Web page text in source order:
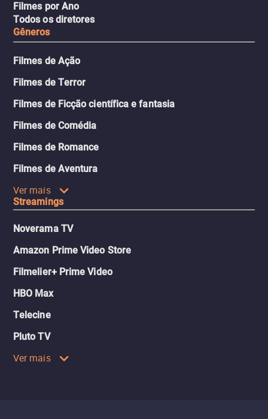
Filmes por Ano
Todos os diretores
Gêneros
Filmes de Ação
Filmes de Terror
Filmes de Ficção científica e fantasia
Filmes de Comédia
Filmes de Romance
Filmes de Aventura
Ver mais
Streamings
Noverama TV
Amazon Prime Video Store
Filmelier+ Prime Video
HBO Max
Telecine
Pluto TV
Ver mais